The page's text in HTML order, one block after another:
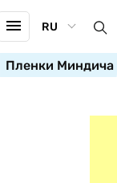
RU
Пленки Миндича